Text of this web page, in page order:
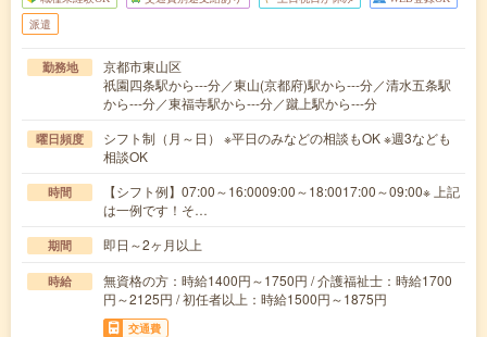
派遣
勤務地
京都市東山区
祇園四条駅から---分／東山(京都府)駅から---分／清水五条駅
から---分／東福寺駅から---分／蹴上駅から---分
曜日頻度
シフト制（月～日） ※平日のみなどの相談もOK ※週3なども
相談OK
時間
【シフト例】07:00～16:0009:00～18:0017:00～09:00※ 上記
は一例です！そ…
期間 即日～2ヶ月以上
時給
無資格の方：時給1400円～1750円 / 介護福祉士：時給1700
円～2125円 / 初任者以上：時給1500円～1875円
交通費